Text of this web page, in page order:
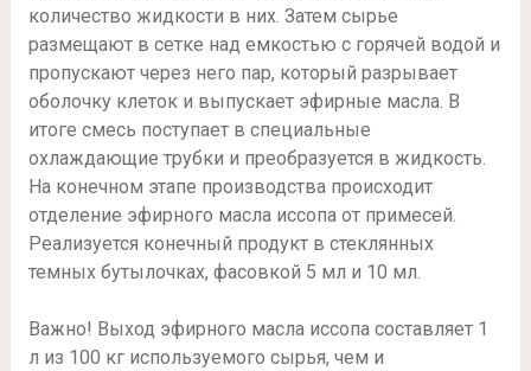
количество жидкости в них. Затем сырье
размещают в сетке над емкостью с горячей водой и
пропускают через него пар, который разрывает
оболочку клеток и выпускает эфирные масла. В
итоге смесь поступает в специальные
охлаждающие трубки и преобразуется в жидкость.
На конечном этапе производства происходит
отделение эфирного масла иссопа от примесей.
Реализуется конечный продукт в стеклянных
темных бутылочках, фасовкой 5 мл и 10 мл.
Важно! Выход эфирного масла иссопа составляет 1
л из 100 кг используемого сырья, чем и